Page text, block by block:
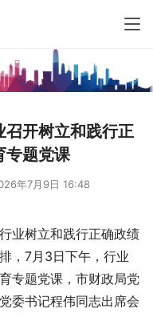
召开树立和践行正
专题党课
年7月9日 16:48
业树立和践行正确政绩
，7月3日下午，行业
专题党课，市财政局党
委书记程伟同志出席会